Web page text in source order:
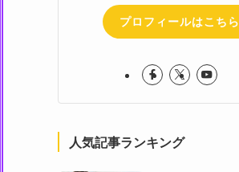
プロフィールはこちら
人気記事ランキング